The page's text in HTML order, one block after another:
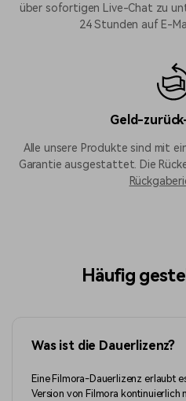
über sofortigen Live-Chat zu
24 Stunden auf E-
Geld-
Alle unsere Produkte sind mit
Garantie ausgestattet. Die
Häufig
Was ist die Dauerlizenz?
Eine Filmora-Dauerlizenz erlaubt
Version von Filmora kontinuierlich